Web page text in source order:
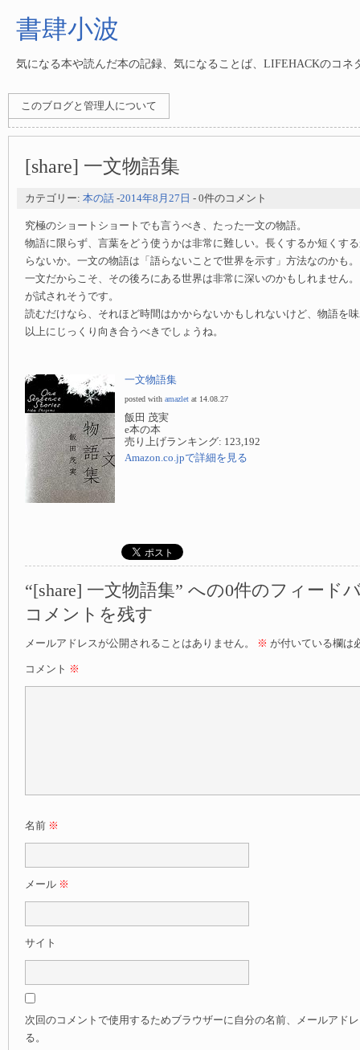
書肆小波
気になる本や読んだ本の記録、気になることば、LIFEHACKのコネ
このブログと管理人について
[share] 一文物語集
カテゴリー: 本の話 -2014年8月27日 - 0件のコメント
究極のショートショートでも言うべき、たった一文の物語。
物語に限らず、言葉をどう使うかは非常に難しい。長くするか短くす
らないか。一文の物語は「語らないことで世界を示す」方法なのかも。
一文だからこそ、その後ろにある世界は非常に深いのかもしれません
が試されそうです。
読むだけなら、それほど時間はかからないかもしれないけど、物語を
以上にじっくり向き合うべきでしょうね。
一文物語集
posted with amazlet at 14.08.27
飯田 茂実
e本の本
売り上げランキング: 123,192
Amazon.co.jpで詳細を見る
“[share] 一文物語集” への0件のフィード
コメントを残す
メールアドレスが公開されることはありません。 ※ が付いている欄は
コメント ※
名前 ※
メール ※
サイト
次回のコメントで使用するためブラウザーに自分の名前、メールアド
る。